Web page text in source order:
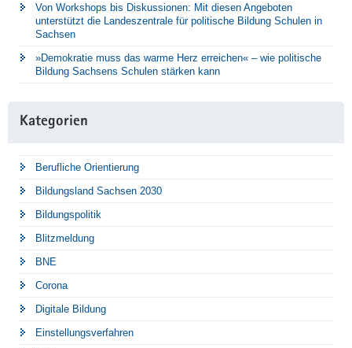
Von Workshops bis Diskussionen: Mit diesen Angeboten
unterstützt die Landeszentrale für politische Bildung Schulen in
Sachsen
»Demokratie muss das warme Herz erreichen« – wie politische
Bildung Sachsens Schulen stärken kann
Kategorien
Berufliche Orientierung
Bildungsland Sachsen 2030
Bildungspolitik
Blitzmeldung
BNE
Corona
Digitale Bildung
Einstellungsverfahren